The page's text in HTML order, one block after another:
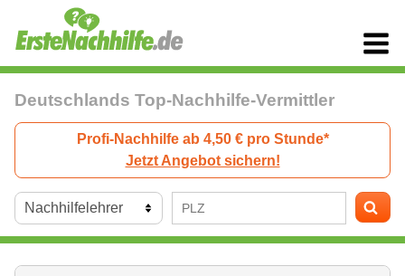
Deutschlands Top-Nachhilfe-Vermittler
Profi-Nachhilfe ab 4,50 € pro Stunde*
Jetzt Angebot sichern!